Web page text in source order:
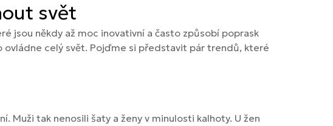
svět
jsou někdy až moc inovativní a často způsobí poprask
ovládne celý svět. Pojďme si představit pár trendů, které
tak nenosili šaty a ženy v minulosti kalhoty. U žen